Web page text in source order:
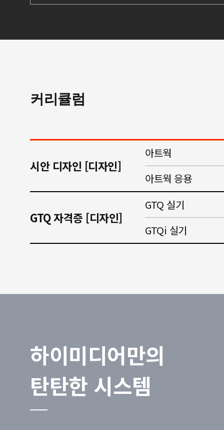
커리큘럼
시안 디자인 [디자인]
아트웍
아트웍 응용
GTQ 자격증 [디자인]
GTQ 실기
GTQi 실기
하이미디어만의
탄탄한 시스템